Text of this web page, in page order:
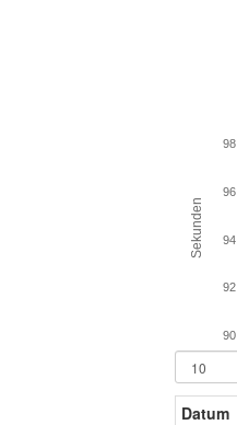
Sekunden
90
92
94
96
98
Datum